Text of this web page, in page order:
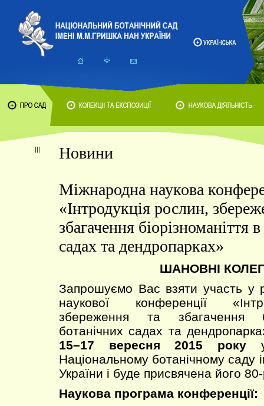
Новини
Міжнародна наукова
«Інтродукція рослин,
збагачення біорізноманіття
садах та дендропарках»
ШАНОВНІ
Запрошуємо Вас взяти участь у
наукової конференції
збереження та збагачення
ботанічних садах та
15–17 вересня 2015 року
Національному ботанічному
України і буде присвячена його
Наукова програма конференції: